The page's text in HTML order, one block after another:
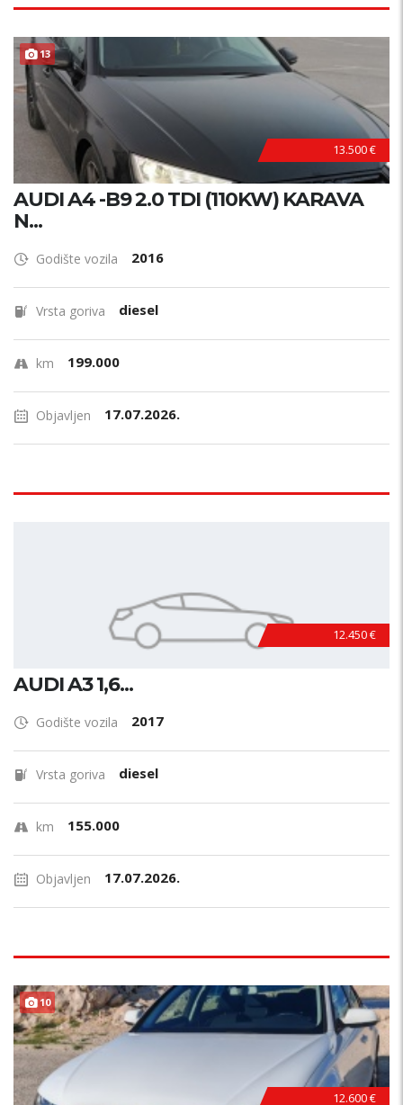
13
13.500 €
AUDI A4 -B9 2.0 TDI (110KW) KARAVA
N...
Godište vozila 2016
Vrsta goriva diesel
km 199.000
Objavljen 17.07.2026.
12.450 €
AUDI A3 1,6...
Godište vozila 2017
Vrsta goriva diesel
km 155.000
Objavljen 17.07.2026.
10
12.600 €